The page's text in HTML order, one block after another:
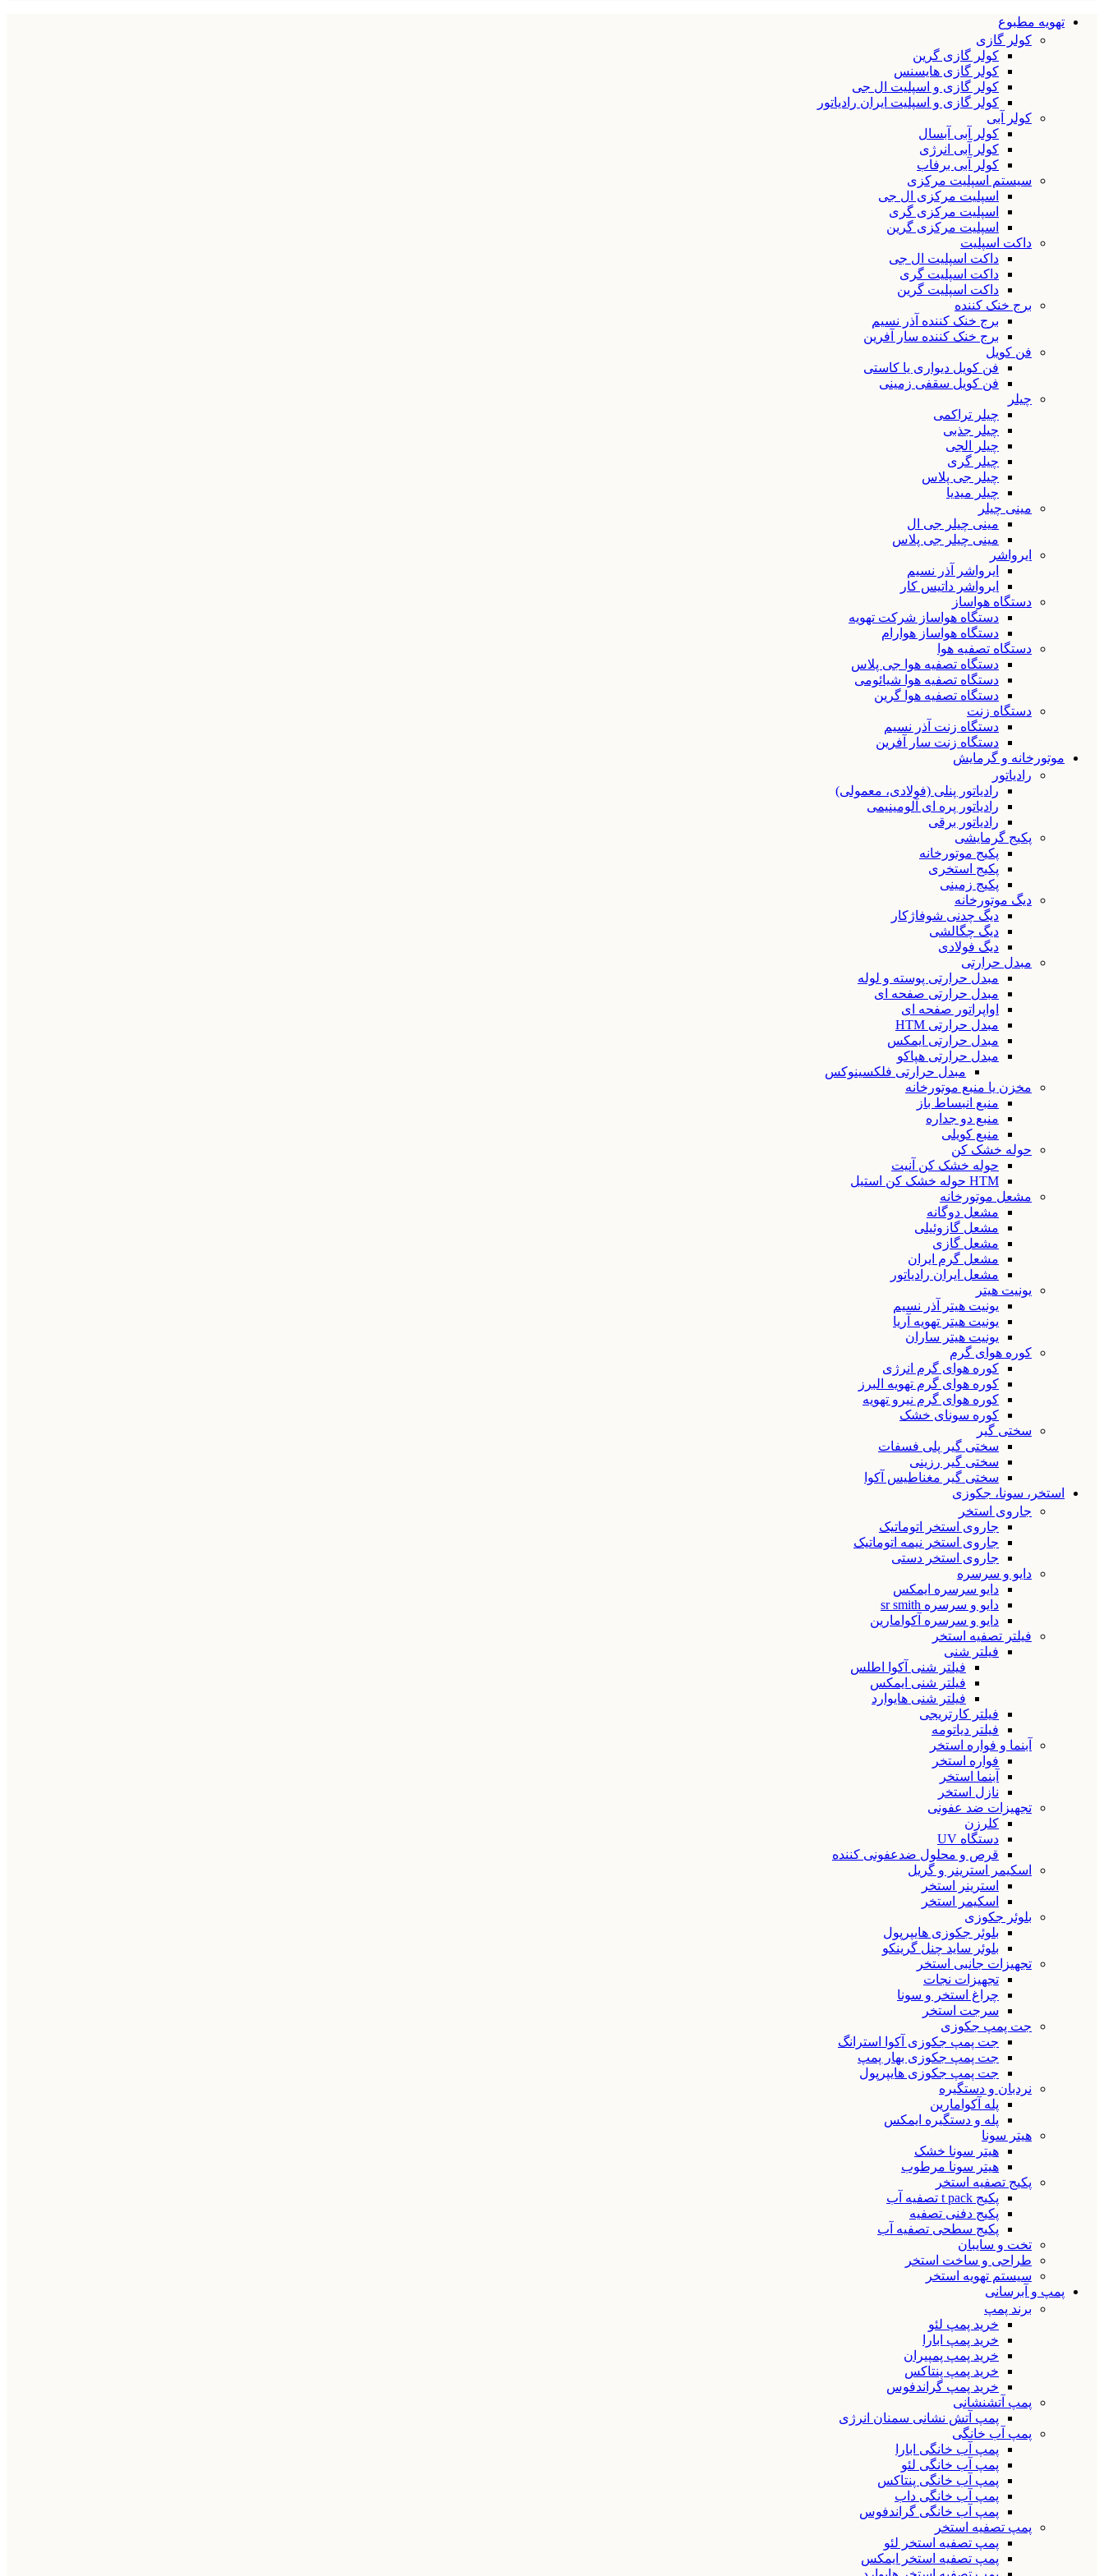
تهویه مطبوع
کولر گازی
کولر گازی گرین
کولر گازی هایسنس
کولر گازی و اسپلیت ال جی
کولر گازی و اسپلیت ایران رادیاتور
کولر آبی
کولر آبی آبسال
کولر آبی انرژی
کولر آبی برفاب
سیستم اسپلیت مرکزی
اسپلیت مرکزی ال جی
اسپلیت مرکزی گری
اسپلیت مرکزی گرین
داکت اسپلیت
داکت اسپلیت ال جی
داکت اسپلیت گری
داکت اسپلیت گرین
برج خنک کننده
برج خنک کننده آذر نسیم
برج خنک کننده سار آفرین
فن کویل
فن کویل دیواری یا کاستی
فن کویل سقفی زمینی
چیلر
چیلر تراکمی
چیلر جذبی
چیلر الجی
چیلر گری
چیلر جی پلاس
چیلر میدیا
مینی چیلر
مینی چیلر جی ال
مینی چیلر جی پلاس
ایرواشر
ایرواشر آذر نسیم
ایرواشر داتیس کار
دستگاه هواساز
دستگاه هواساز شرکت تهویه
دستگاه هواساز هوارام
دستگاه تصفیه هوا
دستگاه تصفیه هوا جی پلاس
دستگاه تصفیه هوا شیائومی
دستگاه تصفیه هوا گرین
دستگاه زنت
دستگاه زنت آذر نسیم
دستگاه زنت سار آفرین
موتورخانه و گرمایش
رادیاتور
رادیاتور پنلی (فولادی، معمولی)
رادیاتور پره ای آلومینیمی
رادیاتور برقی
پکیج گرمایشی
پکیج موتورخانه
پکیج استخری
پکیج زمینی
دیگ موتورخانه
دیگ چدنی شوفاژکار
دیگ چگالشی
دیگ فولادی
مبدل حرارتی
مبدل حرارتی پوسته و لوله
مبدل حرارتی صفحه ای
اواپراتور صفحه ای
مبدل حرارتی HTM
مبدل حرارتی ایمکس
مبدل حرارتی هپاکو
مبدل حرارتی فلکسینوکس
مخزن یا منبع موتورخانه
منبع انبساط باز
منبع دو جداره
منبع کویلی
حوله خشک کن
حوله خشک کن آنیت
HTM حوله خشک کن استیل
مشعل موتورخانه
مشعل دوگانه
مشعل گازوئیلی
مشعل گازی
مشعل گرم ایران
مشعل ایران رادیاتور
یونیت هیتر
یونیت هیتر آذر نسیم
یونیت هیتر تهویه آریا
یونیت هیتر ساران
کوره هوای گرم
کوره هوای گرم انرژی
کوره هوای گرم تهویه البرز
کوره هوای گرم نیرو تهویه
کوره سونای خشک
سختی گیر
سختی گیر پلی فسفات
سختی گیر رزینی
سختی گیر مغناطیس آکوا
استخر، سونا، جکوزی
جاروی استخر
جاروی استخر اتوماتیک
جاروی استخر نیمه اتوماتیک
جاروی استخر دستی
دایو و سرسره
دایو سرسره ایمکس
دایو و سرسره sr smith
دایو و سرسره آکوامارین
فیلتر تصفیه استخر
فیلتر شنی
فیلتر شنی آکوا اطلس
فیلتر شنی ایمکس
فیلتر شنی هایوارد
فیلتر کارتریجی
فیلتر دیاتومه
آبنما و فواره استخر
فواره استخر
آبنما استخر
نازل استخر
تجهیزات ضد عفونی
کلرزن
دستگاه UV
قرص و محلول ضدعفونی کننده
اسکیمر استرینر و گریل
استرینر استخر
اسکیمر استخر
بلوئر جکوزی
بلوئر جکوزی هایپرپول
بلوئر ساید چنل گرینکو
تجهیزات جانبی استخر
تجهیزات نجات
چراغ استخر و سونا
سرجت استخر
جت پمپ جکوزی
جت پمپ جکوزی آکوا استرانگ
جت پمپ جکوزی بهار پمپ
جت پمپ جکوزی هایپرپول
نردبان و دستگیره
پله آکوامارین
پله و دستگیره ایمکس
هیتر سونا
هیتر سونا خشک
هیتر سونا مرطوب
پکیج تصفیه استخر
پکیج t pack تصفیه آب
پکیج دفنی تصفیه
پکیج سطحی تصفیه آب
تخت و سایبان
طراحی و ساخت استخر
سیستم تهویه استخر
پمپ و آبرسانی
برند پمپ
خرید پمپ لئو
خرید پمپ ابارا
خرید پمپ پمپیران
خرید پمپ پنتاکس
خرید پمپ گراندفوس
پمپ آتشنشانی
پمپ آتش نشانی سمنان انرژی
پمپ آب خانگی
پمپ آب خانگی ابارا
پمپ آب خانگی لئو
پمپ آب خانگی پنتاکس
پمپ آب خانگی داب
پمپ آب خانگی گراندفوس
پمپ تصفیه استخر
پمپ تصفیه استخر لئو
پمپ تصفیه استخر ایمکس